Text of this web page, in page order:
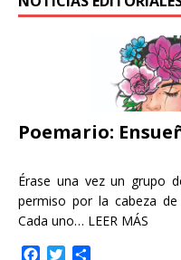
Poemario:
Érase una vez un grupo
permiso por la cabeza
Cada uno… LEER MÁS